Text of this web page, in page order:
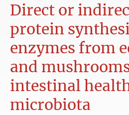
Direct or
protein
enzymes from
and
intestinal
microbiota